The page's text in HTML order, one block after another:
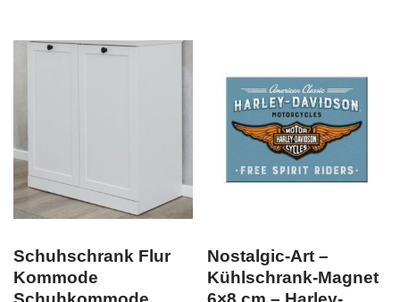
Schuhschrank Flur
Kommode
Nostalgic-Art –
Kühlschrank-Magnet